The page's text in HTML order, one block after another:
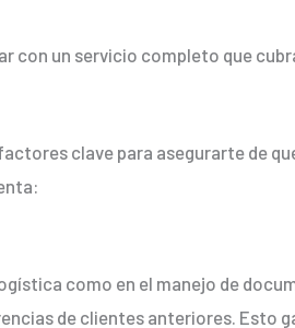
con un servicio completo que
clave para asegurarte de
como en el manejo de
de clientes anteriores. Esto